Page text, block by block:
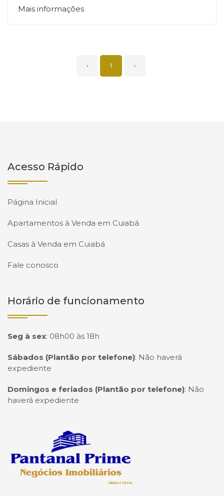
Mais informações
‹ 1 ›
Acesso Rápido
Página Inicial
Apartamentos à Venda em Cuiabá
Casas à Venda em Cuiabá
Fale conosco
Horário de funcionamento
Seg à sex: 08h00 às 18h
Sábados (Plantão por telefone): Não haverá
expediente
Domingos e feriados (Plantão por telefone): Não
haverá expediente
Página inicial